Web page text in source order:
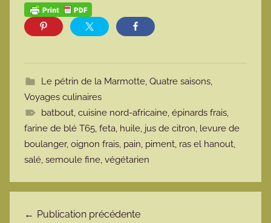
Le pétrin de la Marmotte, Quatre saisons,
Voyages culinaires
batbout, cuisine nord-africaine, épinards frais,
farine de blé T65, feta, huile, jus de citron, levure de
boulanger, oignon frais, pain, piment, ras el hanout,
salé, semoule fine, végétarien
Publication précédente